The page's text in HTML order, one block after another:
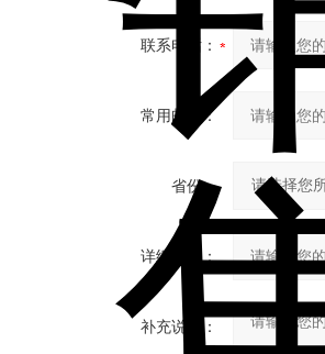
联系电话：
常用邮箱：
省份：
详细地址：
补充说明：